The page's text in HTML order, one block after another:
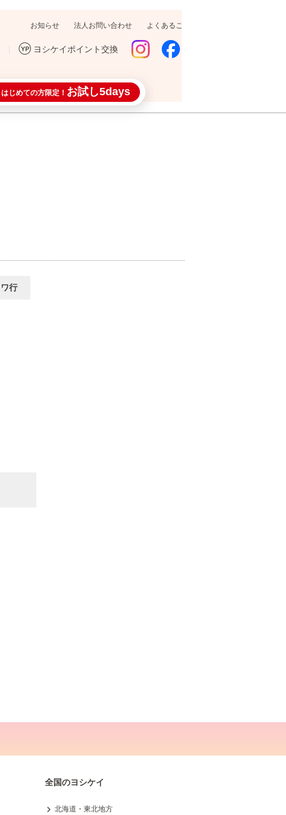
お知らせ 法人お問い合わせ よくあるご質問
ヨシケイポイント交換
はじめての方限定！ お試し5days
ワ行
全国のヨシケイ
北海道・東北地方